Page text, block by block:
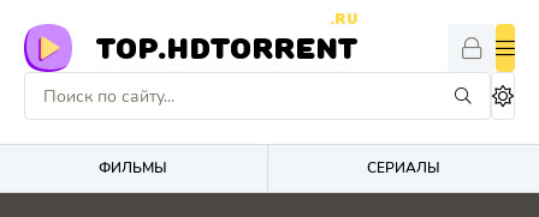
TOP.HDTORRENT
.RU
ФИЛЬМЫ СЕРИАЛЫ